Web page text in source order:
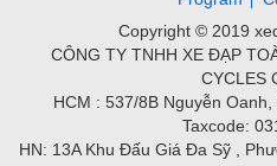
Copyright © 2019
CÔNG TY TNHH XE ĐẠP
CYCLES
HCM : 537/8B Nguyễn Oanh,
Taxcode:
HN: 13A Khu Đấu Giá Đa Sỹ ,